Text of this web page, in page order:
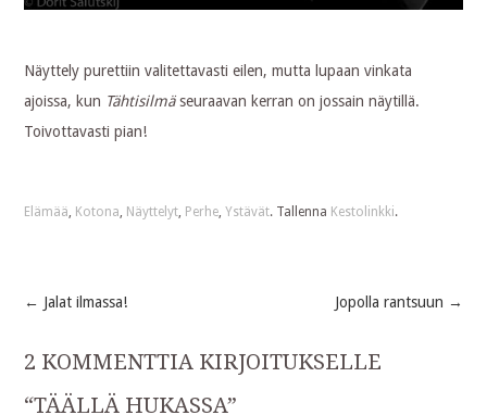
Näyttely purettiin valitettavasti eilen, mutta lupaan vinkata
ajoissa, kun Tähtisilmäseuraavan kerran on jossain näytillä.
Toivottavasti pian!
Elämää Kotona Näyttelyt Perhe ,Ystävät. Tallenna Kestolinkki.
Post
navigation
← Jalat ilmassa! Jopolla rantsuun →
2 KOMMENTTIA KIRJOITUKSELLE
“TÄÄLLÄ HUKASSA”